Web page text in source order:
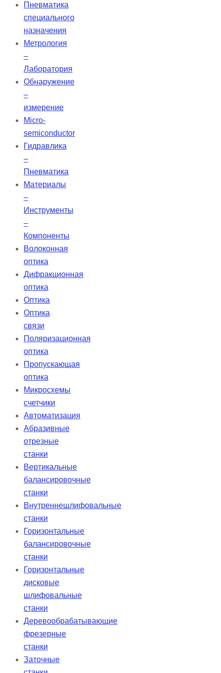
Пневматика
специального
назначения
Метрология
–
Лаборатория
Обнаружение
–
измерение
Micro-
semiconductor
Гидравлика
–
Пневматика
Материалы
–
Инструменты
–
Компоненты
Волоконная
оптика
Дифракционная
оптика
Оптика
Оптика
связи
Поляризационная
оптика
Пропускающая
оптика
Микросхемы
счетчики
Автоматизация
Абразивные
отрезные
станки
Вертикальные
балансировочные
станки
Внутреннешлифовальные
станки
Горизонтальные
балансировочные
станки
Горизонтальные
дисковые
шлифовальные
станки
Деревообрабатывающие
фрезерные
станки
Заточные